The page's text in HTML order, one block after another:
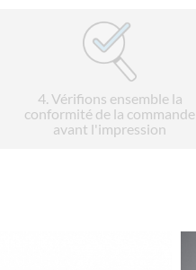
4. Vérifions ensemble la
conformité de la commande
avant l'impression